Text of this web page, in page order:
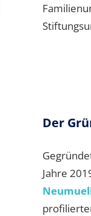
Der
Jahre